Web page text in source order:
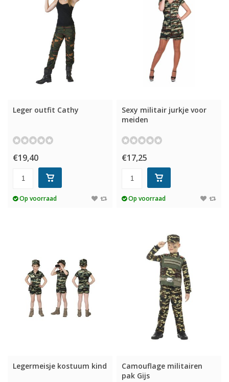
Leger outfit Cathy
€19,40
Op voorraad
Sexy militair jurkje voor
meiden
€17,25
Op voorraad
Legermeisje kostuum kind
Camouflage militairen
pak Gijs